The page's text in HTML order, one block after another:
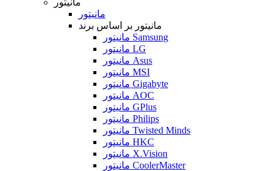
مانیتور
مانیتور
مانیتور بر اساس برند
مانیتور Samsung
مانیتور LG
مانیتور Asus
مانیتور MSI
مانیتور Gigabyte
مانیتور AOC
مانیتور GPlus
مانیتور Philips
مانیتور Twisted Minds
مانیتور HKC
مانیتور X.Vision
مانیتور CoolerMaster